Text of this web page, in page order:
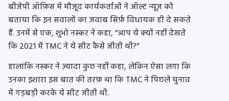
बीजेपी ऑफ़िस में मौजूद कार्यकर्ताओं ने ऑल्ट न्यूज़ को
बताया कि इन सवालों का जवाब सिर्फ़ विधायक ही दे सकते
हैं. उनमें से एक, शुभो नस्कर ने कहा, “आप ये क्यों नहीं देखते
कि 2021 में TMC ने ये सीट कैसे जीती थी?”
हालांकि नस्कर ने ज़्यादा कुछ नहीं कहा, लेकिन ऐसा लगा कि
उनका इशारा इस बात की तरफ़ था कि TMC ने पिछले चुनाव
में गड़बड़ी करके ये सीट जीती थी.